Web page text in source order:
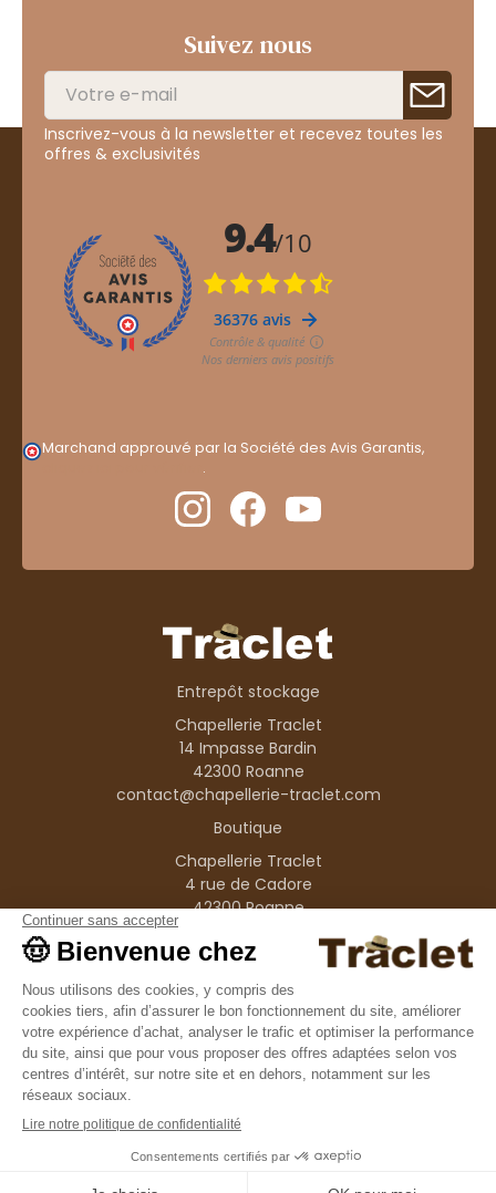
Suivez nous
Inscrivez-vous à la newsletter et recevez toutes les
offres & exclusivités
Marchand approuvé par la Société des Avis Garantis,
.
Entrepôt stockage
Chapellerie Traclet
14 Impasse Bardin
42300 Roanne
contact@chapellerie-traclet.com
Boutique
Chapellerie Traclet
4 rue de Cadore
42300 Roanne
Produits
Nos marques